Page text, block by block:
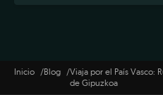
Inicio Blog
Viaja por el País Vasco:
de Gipuzkoa